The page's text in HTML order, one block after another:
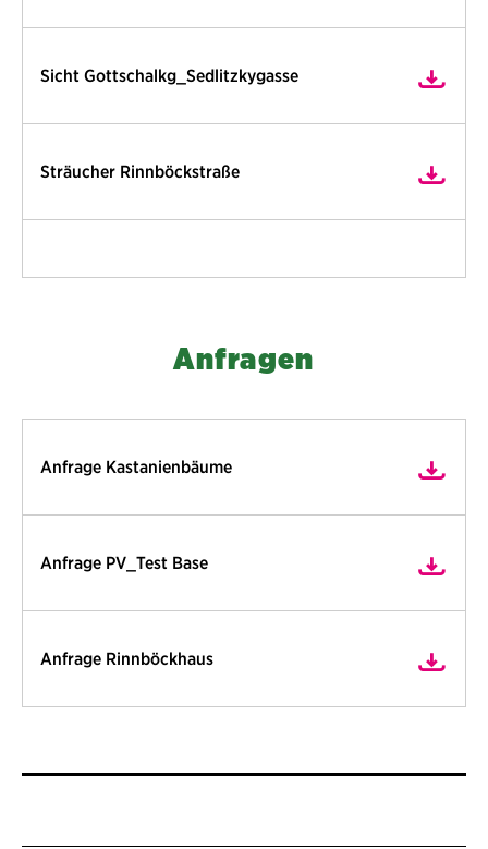
Sicht Gottschalkg_Sedlitzkygasse
Sträucher Rinnböckstraße
Anfragen
Anfrage Kastanienbäume
Anfrage PV_Test Base
Anfrage Rinnböckhaus